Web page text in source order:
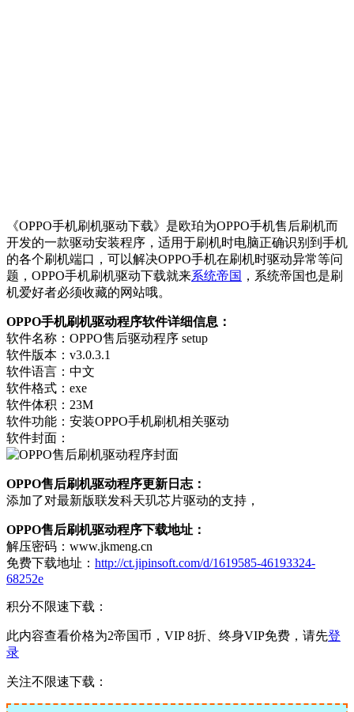
《OPPO手机刷机驱动下载》是欧珀为OPPO手机售后刷机而
开发的一款驱动安装程序，适用于刷机时电脑正确识别到手机
的各个刷机端口，可以解决OPPO手机在刷机时驱动异常等问
题，OPPO手机刷机驱动下载就来系统帝国 ，系统帝国也是刷
机爱好者必须收藏的网站哦。
OPPO手机刷机驱动程序软件详细信息：
软件名称：OPPO售后驱动程序 setup
软件版本：v3.0.3.1
软件语言：中文
软件格式：exe
软件体积：23M
软件功能：安装OPPO手机刷机相关驱动
软件封面：
OPPO售后刷机驱动程序更新日志：
添加了对最新版联发科天玑芯片驱动的支持，
OPPO售后刷机驱动程序下载地址：
解压密码：www.jkmeng.cn
免费下载地址： http://ct.jipinsoft.com/d/1619585-46193324-
68252e
积分不限速下载：
此内容查看价格为2帝国币，VIP 8折、终身VIP免费，请先登
录
关注不限速下载：